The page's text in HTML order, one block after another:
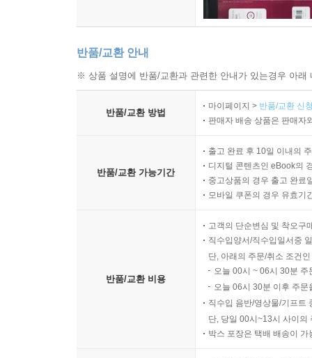
반품/교환 안내
※ 상품 설명에 반품/교환과 관련한 안내가 있는경우 아
반품/교환 방법
마이페이지 > 반품/교환 신
판매자 배송 상품은 판매자
반품/교환 가능기간
출고 완료 후 10일 이내의
디지털 콘텐츠인 eBook의
중고상품의 경우 출고 완료
모바일 쿠폰의 경우 유효기
반품/교환 비용
고객의 단순변심 및 착오구
직수입양서/직수입일서중
단, 아래의 주문/취소 조건
오늘 00시 ~ 06시 30분
오늘 06시 30분 이후 주
직수입 음반/영상물/기프트
단, 당일 00시~13시 사이의
박스 포장은 택배 배송이